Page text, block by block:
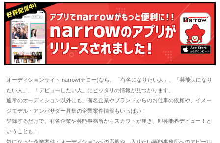
オーディションサイト narrow(ナロー)なら、「有名になりたい人」、「芸能人になり
たい人」、「デビューしたい人」にピッタリの情報が見つかります。
通常のオーディション以外にも、有名企業やブランドからのお仕事の依頼や、イメー
ジモデル・アンバサダー募集の企業案件情報もいっぱい！
登録するだけで、有名企業や芸能事務所からスカウトが届き、即芸能界デビュー！と
いうことも！
気になった企業案件・オーディションへの応募や、入りたい芸能事務所へのアピール